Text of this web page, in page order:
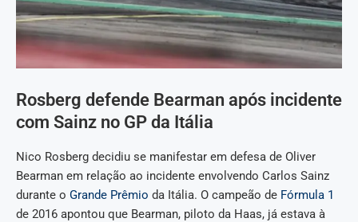
Rosberg defende Bearman após incidente
com Sainz no GP da Itália
Nico Rosberg decidiu se manifestar em defesa de Oliver
Bearman em relação ao incidente envolvendo Carlos Sainz
durante o Grande Prêmio da Itália. O campeão de Fórmula 1
de 2016 apontou que Bearman, piloto da Haas, já estava à